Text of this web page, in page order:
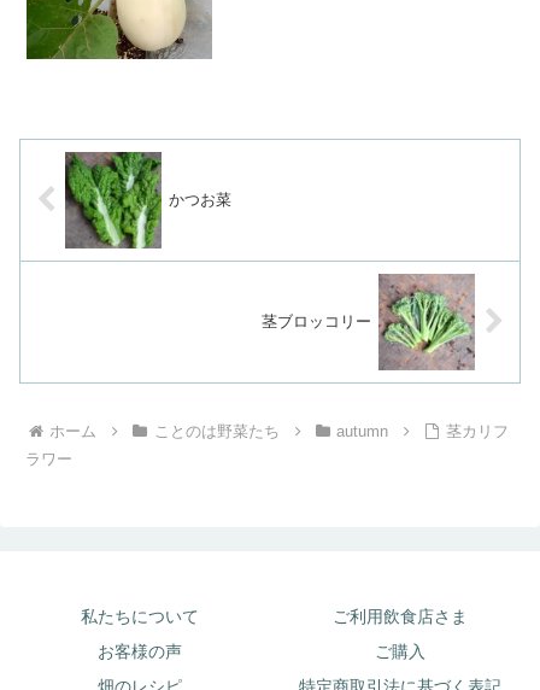
かつお菜
茎ブロッコリー
ホーム ことのは野菜たち autumn
茎カリフ
ラワー
私たちについて
ご利用飲食店さま
お客様の声
ご購入